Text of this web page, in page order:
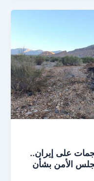
على إيران..
الأمن بشأن